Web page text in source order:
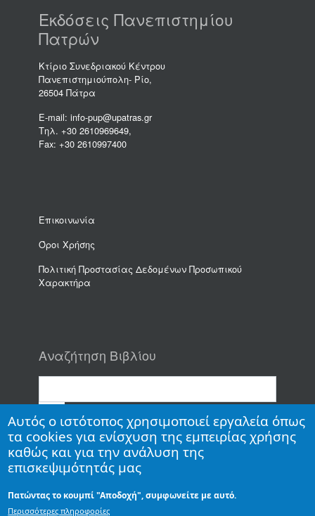
Εκδόσεις Πανεπιστημίου
Πατρών
Κτίριο Συνεδριακού Κέντρου
Πανεπιστημιούπολη- Ρίο,
26504 Πάτρα
E-mail: info-pup@upatras.gr
Τηλ. +30 2610969649,
Fax: +30 2610997400
Επικοινωνία
Όροι Χρήσης
Πολιτική Προστασίας Δεδομένων Προσωπικού
Χαρακτήρα
Αναζήτηση Βιβλίου
Copyright Εκδόσεις Πανεπιστημίου Πατρών
Αυτός ο ιστότοπος χρησιμοποιεί εργαλεία όπως
τα cookies για ενίσχυση της εμπειρίας χρήσης
καθώς και για την ανάλυση της
επισκεψιμότητάς μας
Πατώντας το κουμπί "Αποδοχή", συμφωνείτε με αυτό.
Περισσότερες πληροφορίες